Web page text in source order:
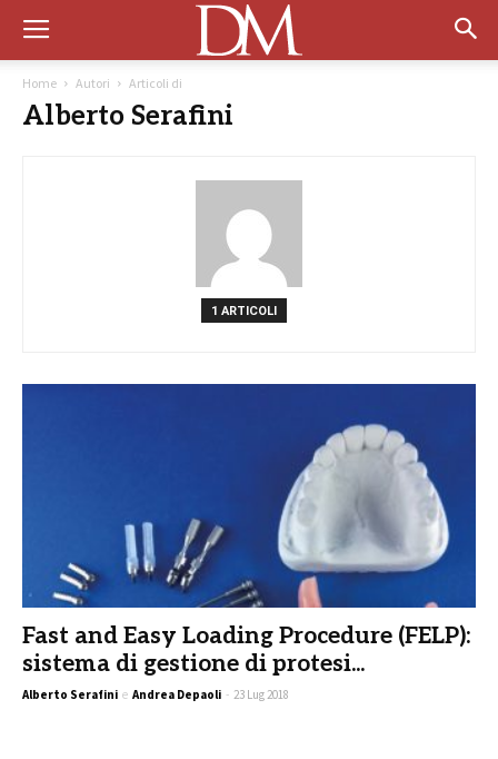
Home Autori Articoli di
Alberto Serafini
1 ARTICOLI
Fast and Easy Loading Procedure (FELP):
sistema di gestione di protesi...
Alberto Serafini e Andrea Depaoli - 23 Lug 2018